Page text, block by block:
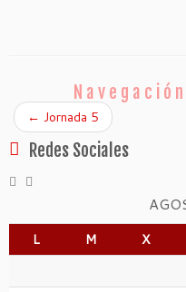
← Jornada 5
Redes Sociales
L M X